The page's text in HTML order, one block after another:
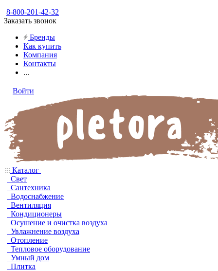
8-800-201-42-32
Заказать звонок
Бренды
Как купить
Компания
Контакты
...
Войти
Каталог
Свет
Сантехника
Водоснабжение
Вентиляция
Кондиционеры
Осушение и очистка воздуха
Увлажнение воздуха
Отопление
Тепловое оборудование
Умный дом
Плитка